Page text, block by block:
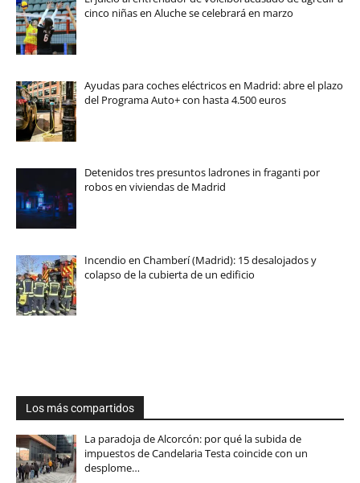
cinco niñas en Aluche se celebrará en marzo
Ayudas para coches eléctricos en Madrid: abre el plazo
del Programa Auto+ con hasta 4.500 euros
Detenidos tres presuntos ladrones in fraganti por
robos en viviendas de Madrid
Incendio en Chamberí (Madrid): 15 desalojados y
colapso de la cubierta de un edificio
Los más compartidos
La paradoja de Alcorcón: por qué la subida de
impuestos de Candelaria Testa coincide con un
desplome…